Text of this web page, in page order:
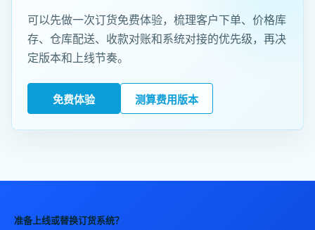
可以先做一次订货免费体验，梳理客户下单、价格库
存、仓库配送、收款对账和系统对接的优先级，再决
定版本和上线节奏。
免费体验 测算费用版本
准备上线或替换订货系统？